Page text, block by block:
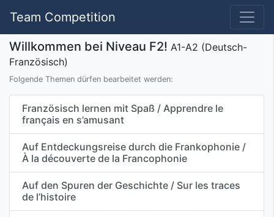
Team Competition
Willkommen bei Niveau F2! A1-A2 (Deutsch-
Französisch)
Folgende Themen dürfen bearbeitet werden:
Französisch lernen mit Spaß / Apprendre le
français en s’amusant
Auf Entdeckungsreise durch die Frankophonie /
À la découverte de la Francophonie
Auf den Spuren der Geschichte / Sur les traces
de l’histoire